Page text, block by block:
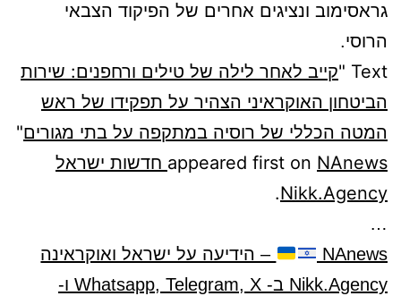
גראסימוב ונציגים אחרים של הפיקוד הצבאי
הרוסי.
Text "
קייב לאחר לילה של טילים ורחפנים: שירות
הביטחון האוקראיני הצהיר על תפקידו של ראש
המטה הכללי של רוסיה במתקפה על בתי מגורים"
appeared first on NAnews חדשות ישראל
Nikk.Agency
.
…
NAnews
– הידיעה על ישראל ואוקראינה
Nikk.Agency ב- Whatsapp, Telegram, X ו-